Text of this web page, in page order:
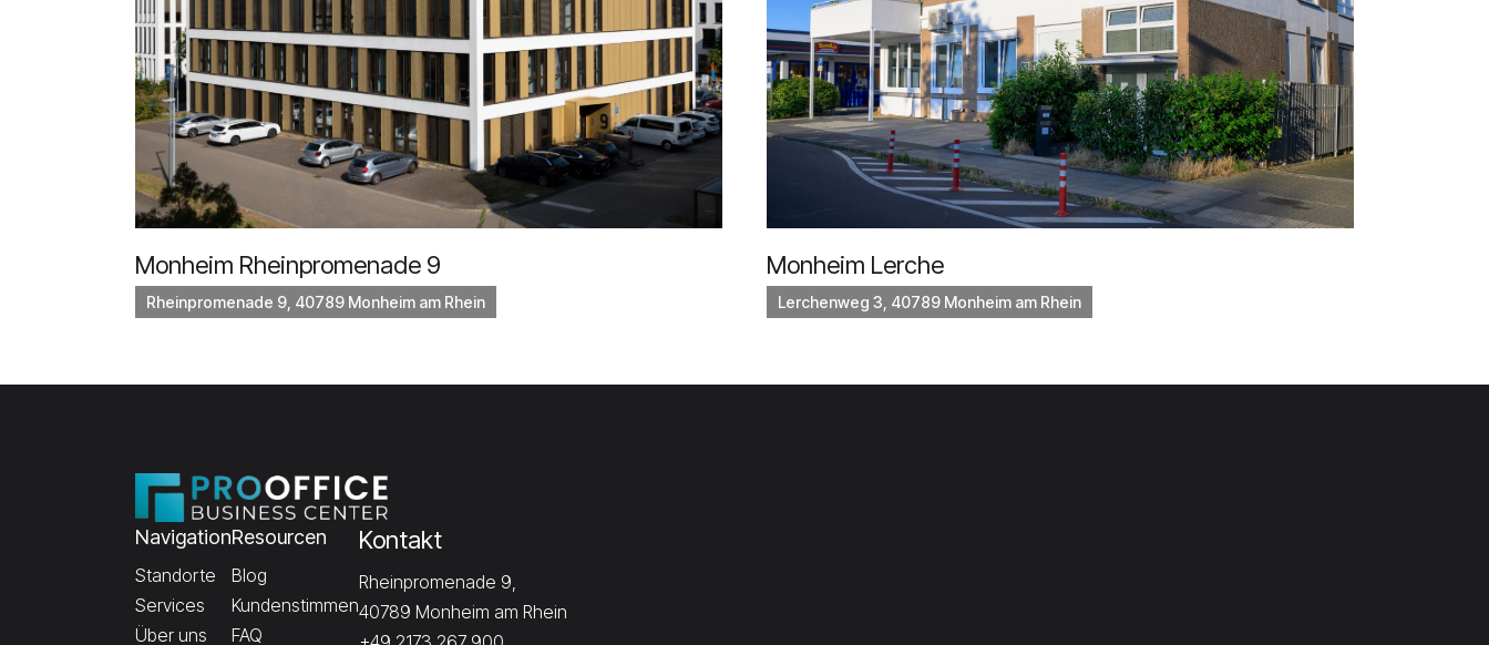
Monheim Rheinpromenade 9
Rheinpromenade 9, 40789 Monheim am Rhein
Monheim Lerche
Lerchenweg 3, 40789 Monheim am Rhein
Navigation
Standorte
Services
Über uns
Resourcen
Blog
Kundenstimmen
FAQ
Kontakt
Rheinpromenade 9,
40789 Monheim am Rhein